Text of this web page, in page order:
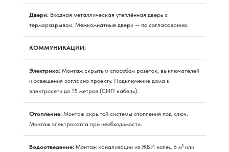
Двери: Входная металлическая утеплённая дверь с
терморазрывом. Межкомнатные двери — по согласованию.
КОММУНИКАЦИИ:
Электрика: Монтаж скрытым способом розеток, выключателей
и освещения согласно проекту. Подключение дома к
электросети до 15 метров (СИП кабель).
Отопление: Монтаж скрытой системы отопления под ключ.
Монтаж электрокотла при необходимости.
Водоотведение: Монтаж канализации из ЖБИ колец 6 м³ или